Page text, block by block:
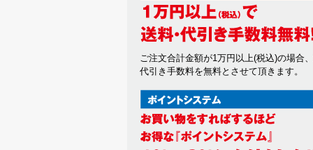
ご注文合計金額が1万円以上(税込)の場合、
代引き手数料を無料とさせて頂きます。